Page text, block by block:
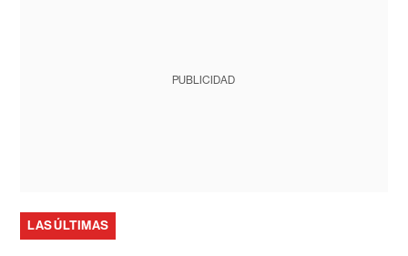
PUBLICIDAD
LAS ÚLTIMAS